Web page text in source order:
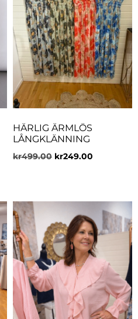
HÄRLIG ÄRMLÖS
LÅNGKLÄNNING
kr499.00 kr249.00